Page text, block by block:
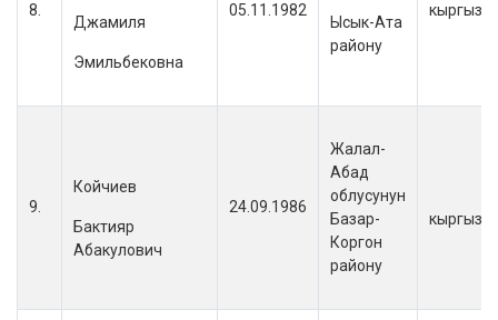
8.
Джамиля
Эмильбековна
05.11.1982
Ысык-Ата
району
кыргыз
9.
Койчиев
Бактияр
Абакулович
24.09.1986
Жалал-
Абад
облусунун
Базар-
Коргон
району
кыргыз